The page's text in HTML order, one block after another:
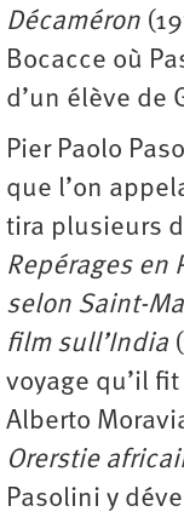
Décaméron
Bocacce où
d’un élève de
Pier Paolo
que l’on
tira plusieurs
Repérages en
selon Saint-
film sull’India
voyage qu’il
Alberto
Orerstie
Pasolini y